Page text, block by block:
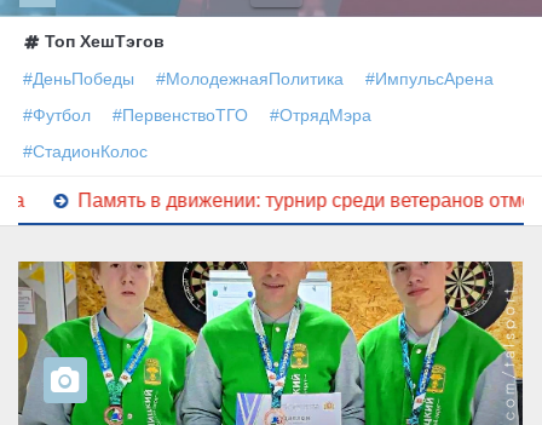
Топ ХешТэгов
ДеньПобеды
МолодежнаяПолитика
ИмпульсАрена
Футбол
ПервенствоТГО
ОтрядМэра
СтадионКолос
турнир среди ветеранов отметил 115‑летие
НАШИ ПРИЗЕРЫ РУКОПАШНЫЙ БОЙ